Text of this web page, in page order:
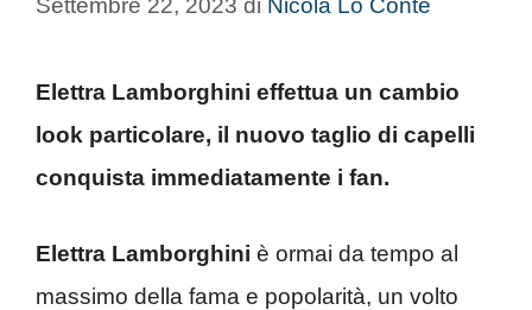
Elettra Lamborghini effettua un cambio
look particolare, il nuovo taglio di capelli
conquista immediatamente i fan.
Elettra Lamborghini è ormai da tempo al
massimo della fama e popolarità, un volto